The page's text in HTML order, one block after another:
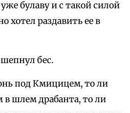
булаву и с такой силой
хотел раздавить ее в
бес.
под Кмицицем, то ли
шлем драбанта, то ли